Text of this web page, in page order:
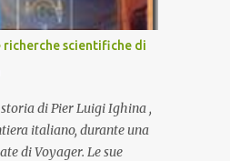
sormontabili che
che con il
un giorno chiarirne
Una volta
il meccanismo di
primordiale
scientifiche di
di Pier Luigi Ighina ,
italiano, durante una
di Voyager. Le sue